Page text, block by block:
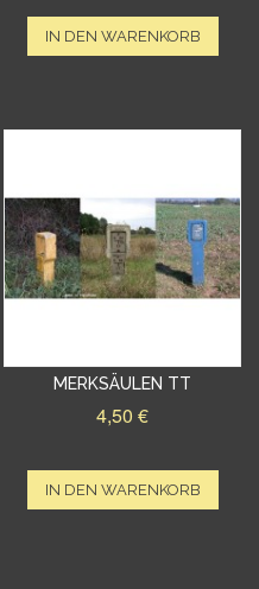
IN DEN WARENKORB
MERKSÄULEN TT
4,50 €
IN DEN WARENKORB